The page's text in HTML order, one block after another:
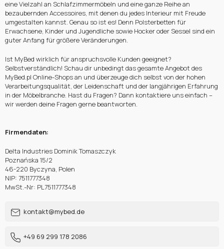
eine Vielzahl an Schlafzimmermöbeln und eine ganze Reihe an
bezaubernden Accessoires, mit denen du jedes Interieur mit Freude
umgestalten kannst. Genau so ist es! Denn Polsterbetten für
Erwachsene, Kinder und Jugendliche sowie Hocker oder Sessel sind ein
guter Anfang für größere Veränderungen.
Ist MyBed wirklich für anspruchsvolle Kunden geeignet?
Selbstverständlich! Schau dir unbedingt das gesamte Angebot des
MyBed.pl Online-Shops an und überzeuge dich selbst von der hohen
Verarbeitungsqualität, der Leidenschaft und der langjährigen Erfahrung
in der Möbelbranche. Hast du Fragen? Dann kontaktiere uns einfach –
wir werden deine Fragen gerne beantworten.
Firmendaten:
Delta Industries Dominik Tomaszczyk
Poznańska 15/2
46-220 Byczyna, Polen
NIP: 7511777348
MwSt.-Nr: PL7511777348
kontakt@mybed.de
+49 69 299 178 2086